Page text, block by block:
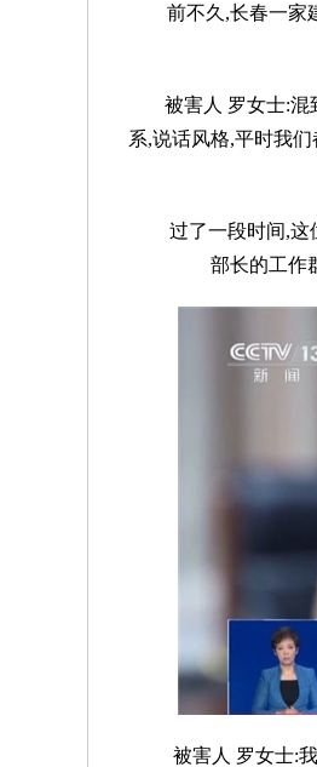
前不久,长春一家
被害人 罗女士:混
系,说话风格,平时我
过了一段时间,这
部长的工作
被害人 罗女士: